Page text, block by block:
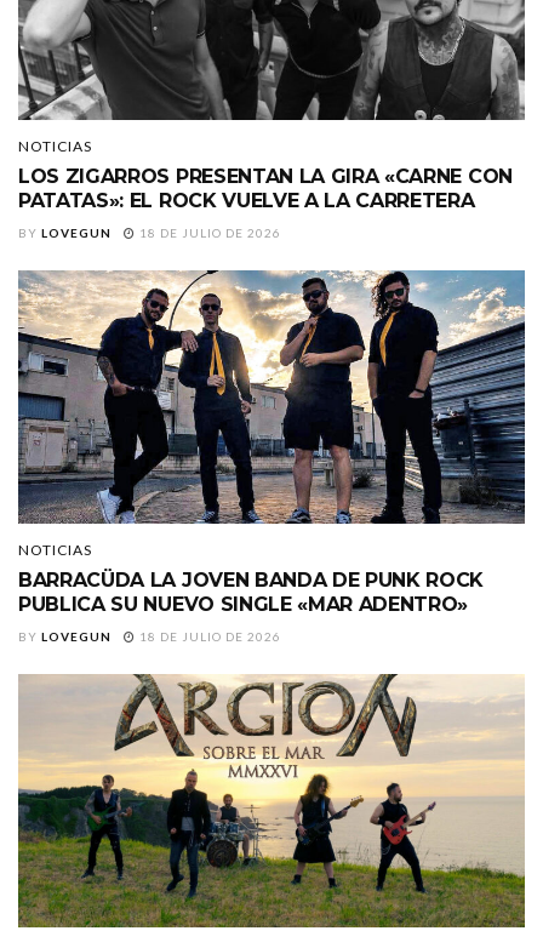
NOTICIAS
LOS ZIGARROS PRESENTAN LA GIRA «CARNE CON
PATATAS»: EL ROCK VUELVE A LA CARRETERA
BY LOVEGUN 18 DE JULIO DE 2026
NOTICIAS
BARRACÜDA LA JOVEN BANDA DE PUNK ROCK
PUBLICA SU NUEVO SINGLE «MAR ADENTRO»
BY LOVEGUN 18 DE JULIO DE 2026